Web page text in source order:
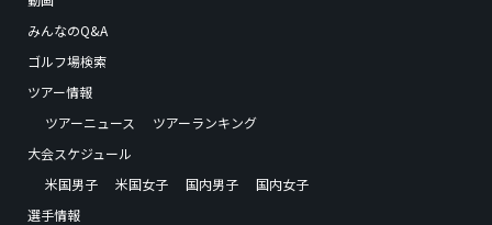
みんなのQ&A
ゴルフ場検索
ツアー情報
ツアーニュース
ツアーランキング
大会スケジュール
米国男子
米国女子 国内男子
国内女子
選手情報